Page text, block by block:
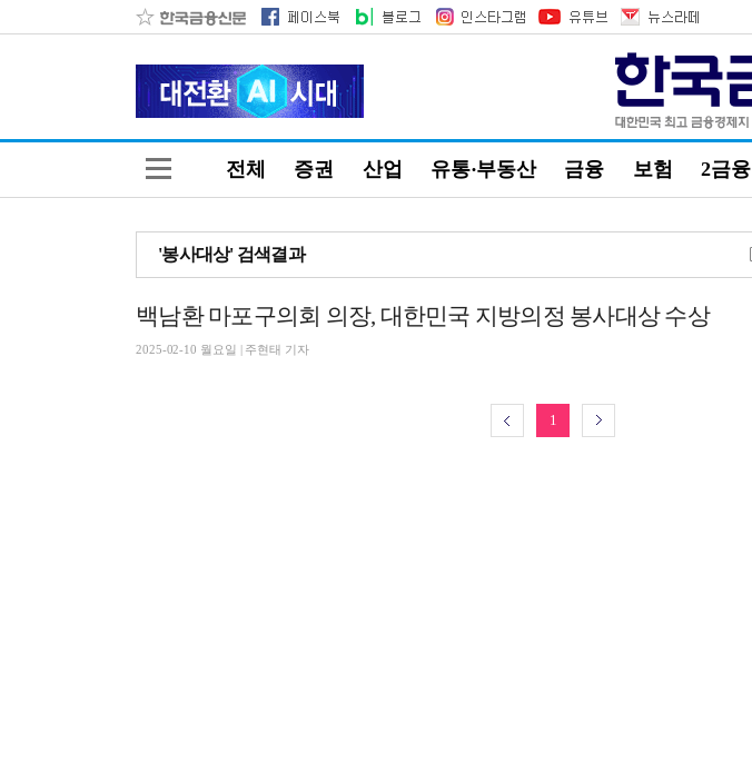
전체 증권 산업 유통·부동산 금융 보험 2금융
'봉사대상' 검색결과
백남환 마포구의회 의장, 대한민국 지방의정 봉사대상 수상
2025-02-10 월요일 | 주현태 기자
1